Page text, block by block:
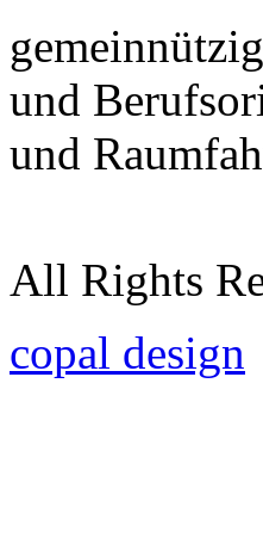
und
und
All Rights
copal design